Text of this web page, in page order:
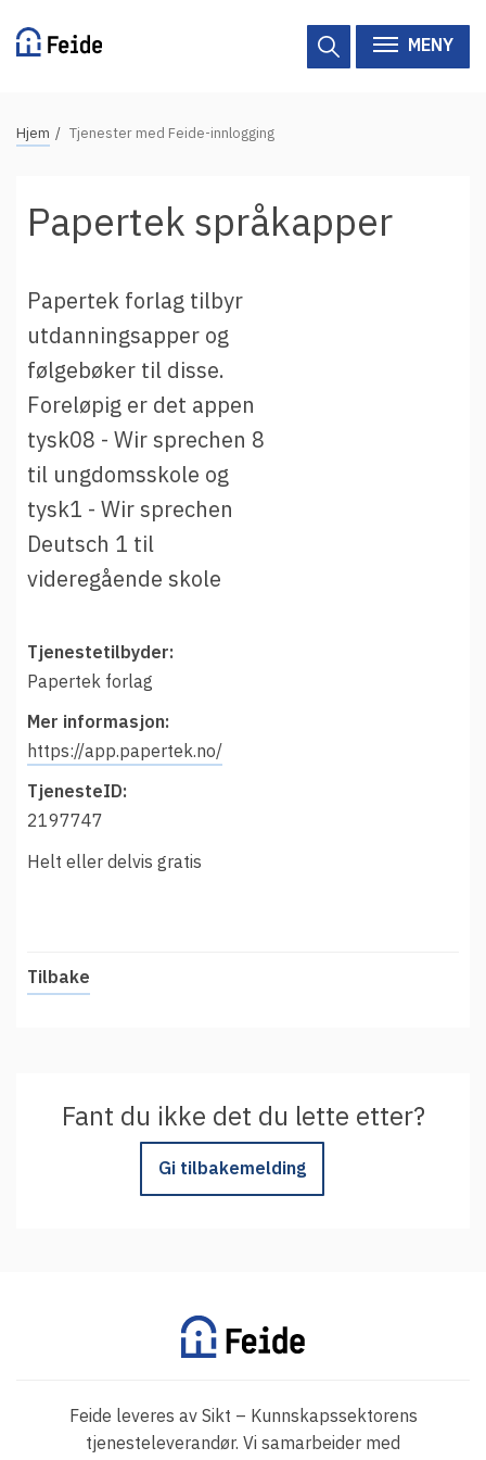
MENY
Tilgjengelige tjenester
Vertsorganisasjoner
Tjenesteleverandører
Om Feide
Om Feide
Logg inn kundeportalen
Driftsmeldinger
Kontakt oss
Arrangementer
Veikart
Prosjekt
Personvern
Se informasjonen lagret om deg
Ordbok
N
o
n
Hjem Tjenester med Feide-innlogging
Papertek språkapper
Papertek forlag tilbyr
utdanningsapper og
følgebøker til disse.
Foreløpig er det appen
tysk08 - Wir sprechen 8
til ungdomsskole og
tysk1 - Wir sprechen
Deutsch 1 til
videregående skole
Tjenestetilbyder:
Papertek forlag
Mer informasjon:
https://app.papertek.no/
TjenesteID:
2197747
Helt eller delvis gratis
Tilbake
Fant du ikke det du lette etter?
Gi tilbakemelding
Feide leveres av Sikt – Kunnskapssektorens
tjenesteleverandør. Vi samarbeider med